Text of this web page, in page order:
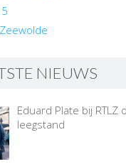
NIEUWS
Eduard Plate bij RTLZ
leegstand